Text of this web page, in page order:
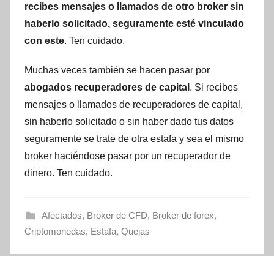
recibes mensajes o llamados de otro broker sin
haberlo solicitado, seguramente esté vinculado
con este. Ten cuidado.
Muchas veces también se hacen pasar por
abogados recuperadores de capital . Si recibes
mensajes o llamados de recuperadores de capital,
sin haberlo solicitado o sin haber dado tus datos
seguramente se trate de otra estafa y sea el mismo
broker haciéndose pasar por un recuperador de
dinero. Ten cuidado.
Afectados, Broker de CFD, Broker de forex,
Criptomonedas, Estafa, Quejas